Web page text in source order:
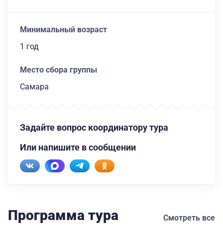
Минимальный возраст
1 год
Место сбора группы
Самара
Задайте вопрос координатору тура
Или напишите в сообщении
Программа тура Смотреть все